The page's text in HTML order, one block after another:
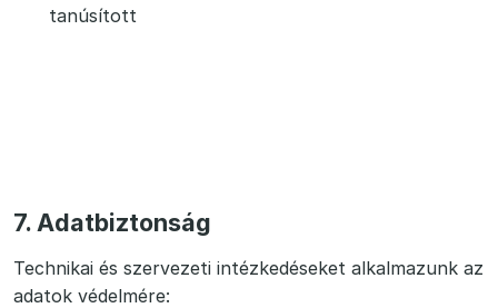
tanúsított
7. Adatbiztonság
Technikai és szervezeti intézkedéseket alkalmazunk az
adatok védelmére: